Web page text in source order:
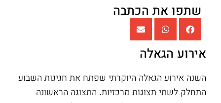
שתפו את הכתבה
אירוע הגאלה
השנה אירוע הגאלה היוקרתי שפתח את חגיגות השבוע
התחלק לשתי תצוגות מרכזיות. התצוגה הראשונה